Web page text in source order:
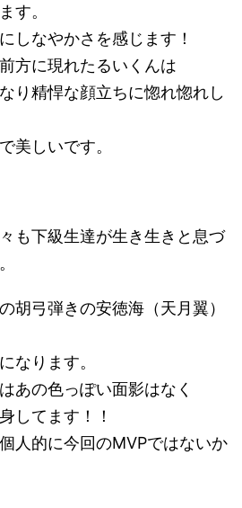
す。
しなやかさを感じます！
方に現れたるいくんは
り精悍な顔立ちに惚れ惚れし
美しいです。
も下級生達が生き生きと息づ
胡弓弾きの安徳海（天月翼）
なります。
あの色っぽい面影はなく
してます！！
人的に今回のMVPではないか